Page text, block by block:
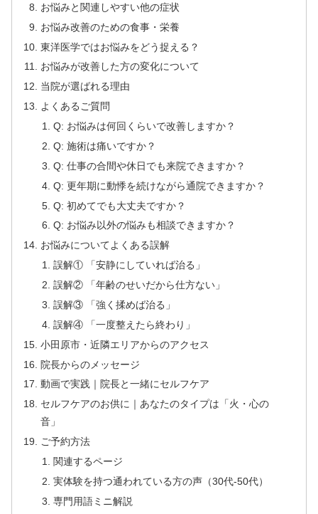
お悩みと関連しやすい他の症状
お悩み改善のための食事・栄養
東洋医学ではお悩みをどう捉える？
お悩みが改善した方の変化について
当院が選ばれる理由
よくあるご質問
Q: お悩みは何回くらいで改善しますか？
Q: 施術は痛いですか？
Q: 仕事の合間や休日でも来院できますか？
Q: 更年期に動悸を続けながら通院できますか？
Q: 初めてでも大丈夫ですか？
Q: お悩み以外の悩みも相談できますか？
お悩みについてよくある誤解
誤解① 「安静にしていれば治る」
誤解② 「年齢のせいだから仕方ない」
誤解③ 「強く揉めば治る」
誤解④ 「一度整えたら終わり」
小田原市・近隣エリアからのアクセス
院長からのメッセージ
動画で実践｜院長と一緒にセルフケア
セルフケアのお供に｜あなたのタイプは「火・心の
音」
ご予約方法
関連するページ
実体験を持つ通われている方の声（30代-50代）
専門用語ミニ解説